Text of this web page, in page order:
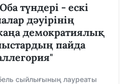
түндері - ескі
дәуірінің
демократиялық
пайда
сыйлығының лауреаты